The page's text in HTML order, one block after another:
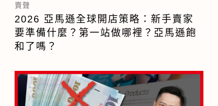
賣聲
2026 亞馬遜全球開店策略：新手賣家
要準備什麼？第一站做哪裡？亞馬遜飽
和了嗎？